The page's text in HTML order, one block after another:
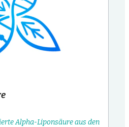
Alpha-Liponsäure aus den